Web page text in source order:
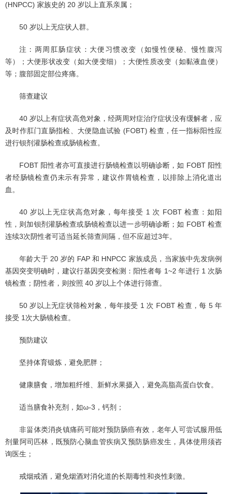
(HNPCC) 家族史的 20 岁以上直系亲属；
50 岁以上无症状人群。
注：两周肛肠症状：大便习惯改变（如慢性便秘、慢性腹泻
等）；大便形状改变（如大便变细）；大便性质改变（如黏液血便）
等；腹部固定部位疼痛。
筛查建议
40 岁以上有症状高危对象，经两周对症治疗症状没有缓解者，应
及时作肛门直肠指检、大便隐血试验 (FOBT) 检查，任一指标阳性应
进行钡剂灌肠检查或肠镜检查。
FOBT 阳性者亦可直接进行肠镜检查以明确诊断，如 FOBT 阳性
者经肠镜检查仍未示有异常，建议作胃镜检查，以排除上消化道出
血。
40 岁以上无症状高危对象，每年接受 1 次 FOBT 检查：如阳
性，则加钡剂灌肠检查或肠镜检查以进一步明确诊断；如 FOBT 检查
连续3次阴性者可适当延长筛查间隔，但不应超过3年。
年龄大于 20 岁的 FAP 和 HNPCC 家族成员，当家族中先发病例
基因突变明确时，建议行基因突变检测：阳性者每 1~2 年进行 1 次肠
镜检查；阴性者，则按照 40 岁以上个体进行筛查。
50 岁以上无症状筛检对象，每年接受 1 次 FOBT 检查，每 5 年
接受 1次大肠镜检查。
预防建议
坚持体育锻炼，避免肥胖；
健康膳食，增加粗纤维、新鲜水果摄入，避免高脂高蛋白饮食。
适当膳食补充剂，如ω-3，钙剂；
非甾体类消炎镇痛药可能对预防肠癌有效，老年人可尝试服用低
剂量阿司匹林，既预防心脑血管疾病又预防肠癌发生，具体使用须咨
询医生；
戒烟戒酒，避免烟酒对消化道的长期毒性和炎性刺激。